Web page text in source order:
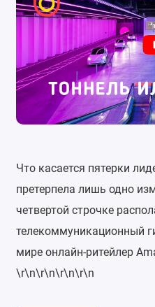
Что касается пятерки
претерпела лишь одно
четвертой строчке
телекоммуникационный
мире онлайн-ритейлер
\r\n\r\n\r\n\r\n